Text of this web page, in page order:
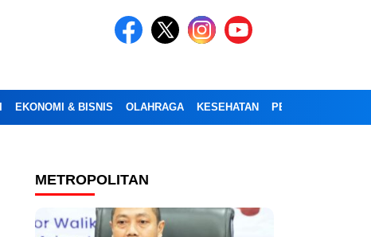
EKONOMI & BISNIS OLAHRAGA KESEHATAN PENDIDIKAN
METROPOLITAN